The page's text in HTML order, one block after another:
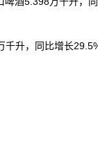
升，同比增长